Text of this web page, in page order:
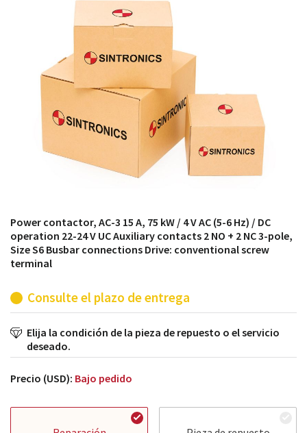
módulos antiguos a un alto nivel técnico o sustitución
de módulos descontinuados por módulos del propio
Power contactor, AC-3 15 A, 75 kW / 4 V AC (5-6 Hz) / DC
operation 22-24 V UC Auxiliary contacts 2 NO + 2 NC 3-pole,
Size S6 Busbar connections Drive: conventional screw
terminal
Consulte el plazo de entrega
Elija la condición de la pieza de repuesto o el servicio
deseado.
Precio (USD): Bajo pedido